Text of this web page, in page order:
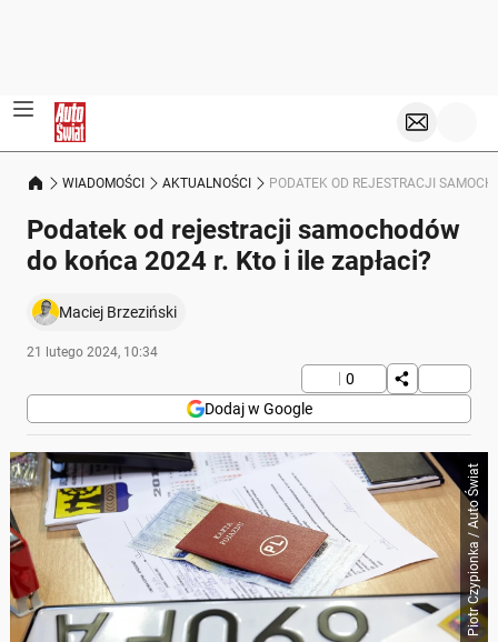
WIADOMOŚCI AKTUALNOŚCI PODATEK OD REJESTRACJI
Podatek od rejestracji samochodów
do końca 2024 r. Kto i ile zapłaci?
Maciej Brzeziński
21 lutego 2024, 10:34
0
Dodaj w Google
Piotr Czypionka / Auto Świat